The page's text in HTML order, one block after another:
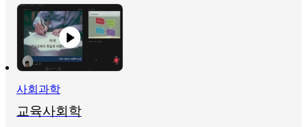
사회과학
교육사회학